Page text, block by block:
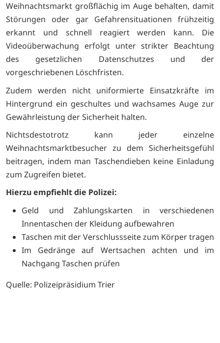
Weihnachtsmarkt großflächig im Auge behalten, damit
Störungen oder gar Gefahrensituationen frühzeitig
erkannt und schnell reagiert werden kann. Die
Videoüberwachung erfolgt unter strikter Beachtung
des gesetzlichen Datenschutzes und der
vorgeschriebenen Löschfristen.
Zudem werden nicht uniformierte Einsatzkräfte im
Hintergrund ein geschultes und wachsames Auge zur
Gewährleistung der Sicherheit halten.
Nichtsdestotrotz kann jeder einzelne
Weihnachtsmarktbesucher zu dem Sicherheitsgefühl
beitragen, indem man Taschendieben keine Einladung
zum Zugreifen bietet.
Hierzu empfiehlt die Polizei:
Geld und Zahlungskarten in verschiedenen
Innentaschen der Kleidung aufbewahren
Taschen mit der Verschlussseite zum Körper tragen
Im Gedränge auf Wertsachen achten und im
Nachgang Taschen prüfen
Quelle: Polizeipräsidium Trier